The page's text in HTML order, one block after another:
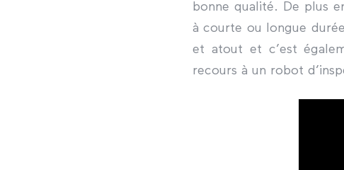
bonne qualité. De plus
à courte ou longue
et atout et c’est
recours à un robot